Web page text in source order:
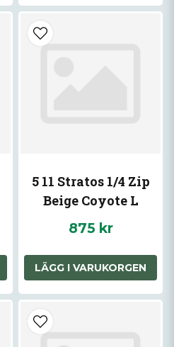
5 11 Stratos 1/4 Zip
Beige Coyote L
875 kr
LÄGG I VARUKORGEN